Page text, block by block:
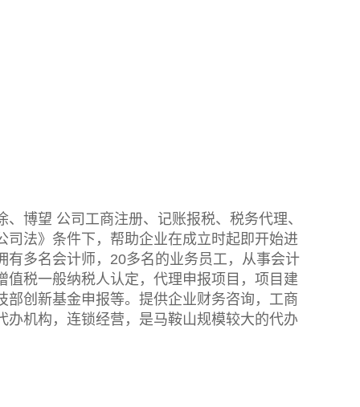
博望 公司工商注册、记账报税、税务代理、
法》条件下，帮助企业在成立时起即开始进
多名会计师，20多名的业务员工，从事会计
税一般纳税人认定，代理申报项目，项目建
创新基金申报等。提供企业财务咨询，工商
机构，连锁经营，是马鞍山规模较大的代办